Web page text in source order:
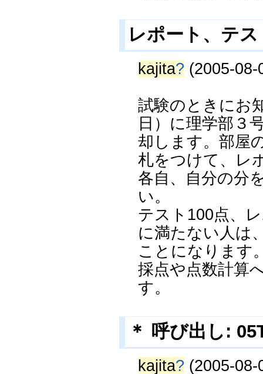
レポート、テ
kajita? (2005-
試験のときにお
日）に理学部３
却します。部屋
札をつけて、レ
各自、自分の分
い。
テスト100点、
に満たない人は
ことになります
採点や点数計算
す。
＊ 呼び出し:
kajita? (2005-